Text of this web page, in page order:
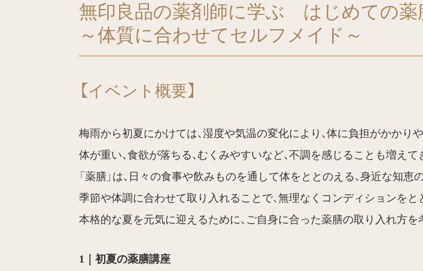
無印良品の薬剤師に学ぶ はじめての薬
～体質に合わせてセルフメイド～
【イベント概要】
梅雨から初夏にかけては、湿度や気温の変化により、体に負担がかかり
体が重い、食欲が落ちる、むくみやすいなど、不調を感じることも増えて
「薬膳」は、日々の食事や飲みものを通して体をととのえる、身近な知恵
季節や体調に合わせて取り入れることで、無理なくコンディションをと
本格的な夏を元気に迎えるために、ご自身に合った薬膳の取り入れ方を
1｜初夏の薬膳講座